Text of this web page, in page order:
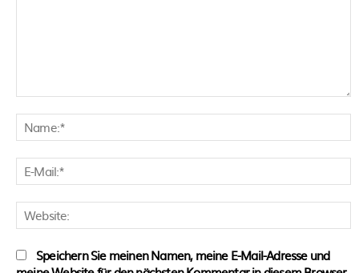
Speichern Sie meinen Namen, meine E-Mail-Adresse und